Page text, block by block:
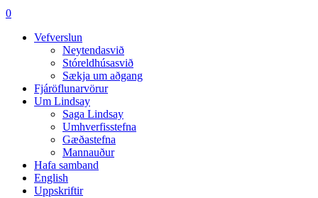
Menu
search
account
0
Vefverslun
Neytendasvið
Stóreldhúsasvið
Sækja um aðgang
Fjáröflunarvörur
Um Lindsay
Saga Lindsay
Umhverfisstefna
Gæðastefna
Mannauður
Hafa samband
English
Uppskriftir